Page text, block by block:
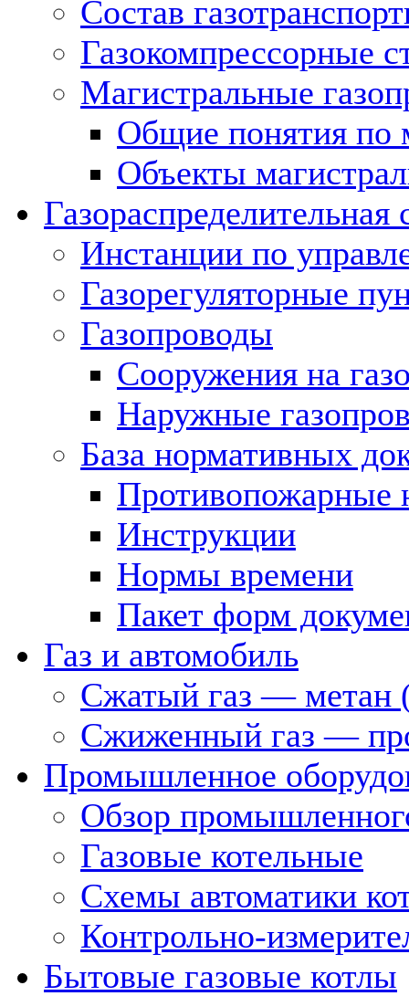
Состав
Газокомпрессорные
Магистральные
Общие понятия по
Объекты
Газораспределительная
Инстанции по
Газорегуляторные
Газопроводы
Сооружения на
Наружные
База нормативных
Противопожарные
Инструкции
Нормы времени
Пакет форм
Газ и автомобиль
Сжатый газ — метан
Сжиженный газ —
Промышленное
Обзор
Газовые котельные
Схемы автоматики
Контрольно-
Бытовые газовые котлы